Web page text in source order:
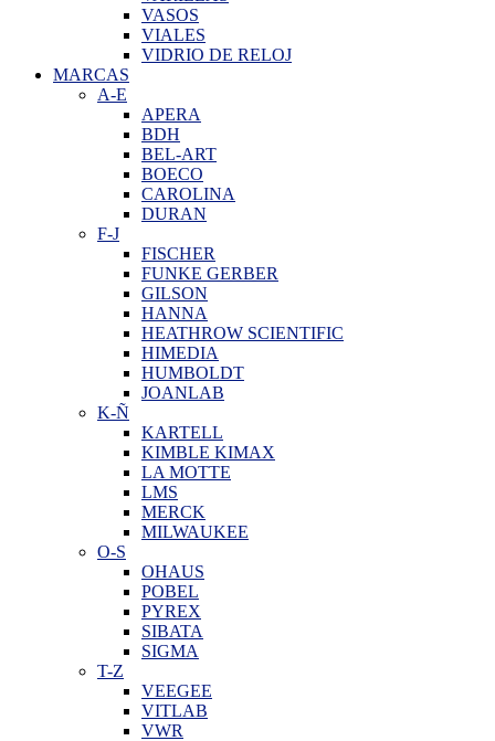
VASOS
VIALES
VIDRIO DE RELOJ
MARCAS
A-E
APERA
BDH
BEL-ART
BOECO
CAROLINA
DURAN
F-J
FISCHER
FUNKE GERBER
GILSON
HANNA
HEATHROW SCIENTIFIC
HIMEDIA
HUMBOLDT
JOANLAB
K-Ñ
KARTELL
KIMBLE KIMAX
LA MOTTE
LMS
MERCK
MILWAUKEE
O-S
OHAUS
POBEL
PYREX
SIBATA
SIGMA
T-Z
VEEGEE
VITLAB
VWR